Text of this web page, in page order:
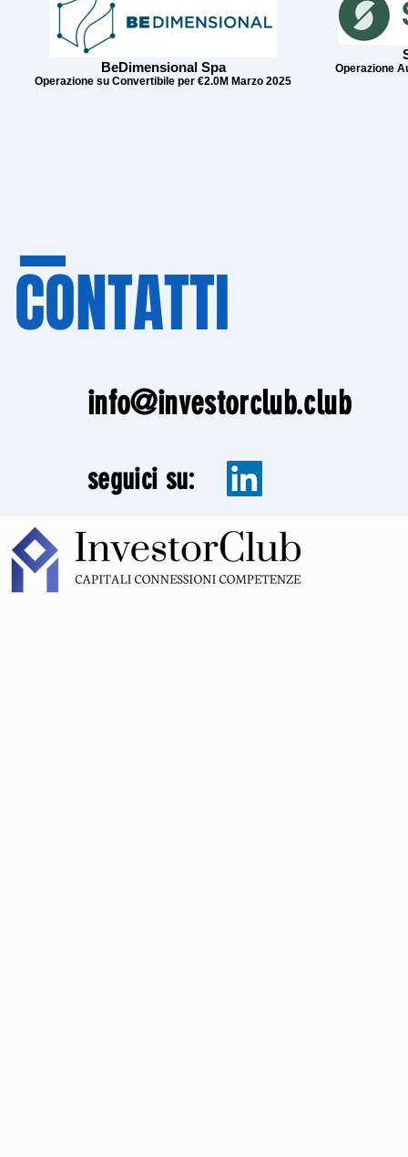
BeDimensional Spa
Operazione su Convertibile per €2.0M Marzo 2025
Operazione
CONTATTI
info@investorclub.club
seguici su: